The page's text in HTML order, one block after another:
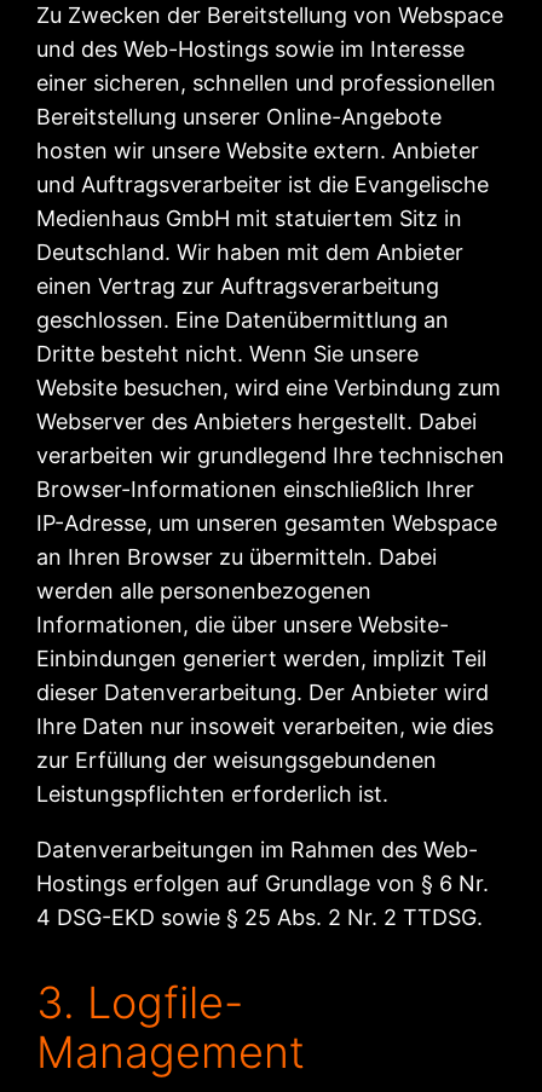
Zu Zwecken der Bereitstellung von Webspace
und des Web-Hostings sowie im Interesse
einer sicheren, schnellen und professionellen
Bereitstellung unserer Online-Angebote
hosten wir unsere Website extern. Anbieter
und Auftragsverarbeiter ist die Evangelische
Medienhaus GmbH mit statuiertem Sitz in
Deutschland. Wir haben mit dem Anbieter
einen Vertrag zur Auftragsverarbeitung
geschlossen. Eine Datenübermittlung an
Dritte besteht nicht. Wenn Sie unsere
Website besuchen, wird eine Verbindung zum
Webserver des Anbieters hergestellt. Dabei
verarbeiten wir grundlegend Ihre technischen
Browser-Informationen einschließlich Ihrer
IP-Adresse, um unseren gesamten Webspace
an Ihren Browser zu übermitteln. Dabei
werden alle personenbezogenen
Informationen, die über unsere Website-
Einbindungen generiert werden, implizit Teil
dieser Datenverarbeitung. Der Anbieter wird
Ihre Daten nur insoweit verarbeiten, wie dies
zur Erfüllung der weisungsgebundenen
Leistungspflichten erforderlich ist.
Datenverarbeitungen im Rahmen des Web-
Hostings erfolgen auf Grundlage von § 6 Nr.
4 DSG-EKD sowie § 25 Abs. 2 Nr. 2 TTDSG.
3. Logfile-
Management